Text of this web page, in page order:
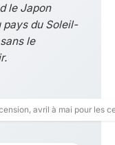
le Japon
pays du Soleil-
le
avril à mai pour les